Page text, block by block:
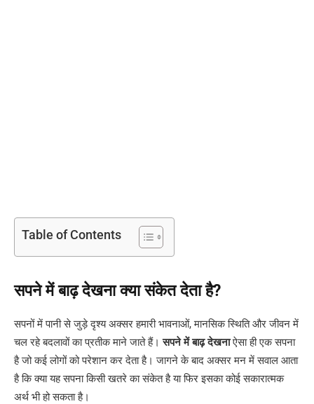
Table of Contents
सपने में बाढ़ देखना क्या संकेत देता है?
सपनों में पानी से जुड़े दृश्य अक्सर हमारी भावनाओं, मानसिक स्थिति और जीवन में
चल रहे बदलावों का प्रतीक माने जाते हैं।सपने में बाढ़ देखनाऐसा ही एक सपना
है जो कई लोगों को परेशान कर देता है। जागने के बाद अक्सर मन में सवाल आता
है कि क्या यह सपना किसी खतरे का संकेत है या फिर इसका कोई सकारात्मक
अर्थ भी हो सकता है।